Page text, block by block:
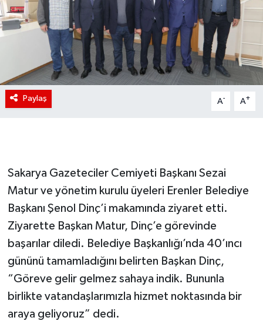
Paylaş A- A+
Sakarya Gazeteciler Cemiyeti Başkanı Sezai
Matur ve yönetim kurulu üyeleri Erenler Belediye
Başkanı Şenol Dinç’i makamında ziyaret etti.
Ziyarette Başkan Matur, Dinç’e görevinde
başarılar diledi. Belediye Başkanlığı’nda 40’ıncı
gününü tamamladığını belirten Başkan Dinç,
“Göreve gelir gelmez sahaya indik. Bununla
birlikte vatandaşlarımızla hizmet noktasında bir
araya geliyoruz” dedi.